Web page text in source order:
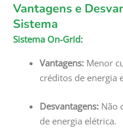
Vantagens e
Sistema
Sistema On-Grid:
Vantagens: Menor
créditos de energia
Desvantagens: Não
de energia elétrica.